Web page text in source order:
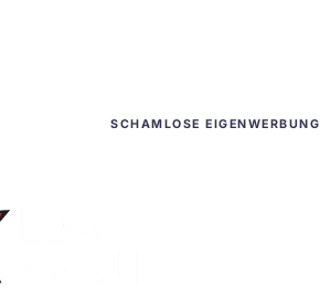
SCHAMLOSE EIGENWERBUNG